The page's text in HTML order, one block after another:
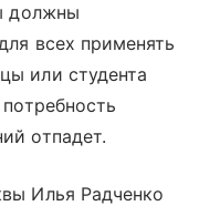
должны
всех применять
или студента
отпадет.
Илья Радченко